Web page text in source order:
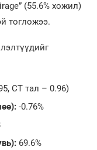
(55.6% хожил)
тогложээ.
CT тал – 0.96)
-0.76%
69.6%